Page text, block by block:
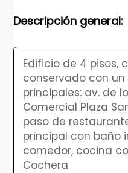
Descripción general:
Edificio de 4 pisos,
conservado con
principales: av. de
Comercial Plaza
paso de
principal con baño
comedor, cocina
Cochera